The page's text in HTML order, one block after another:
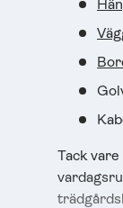
Tack